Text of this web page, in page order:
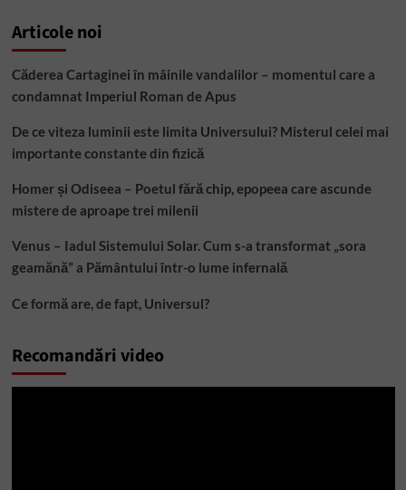
Articole noi
Căderea Cartaginei în mâinile vandalilor – momentul care a
condamnat Imperiul Roman de Apus
De ce viteza luminii este limita Universului? Misterul celei mai
importante constante din fizică
Homer și Odiseea – Poetul fără chip, epopeea care ascunde
mistere de aproape trei milenii
Venus – Iadul Sistemului Solar. Cum s-a transformat „sora
geamănă” a Pământului într-o lume infernală
Ce formă are, de fapt, Universul?
Recomandări video